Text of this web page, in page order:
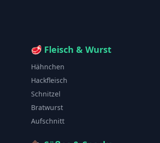
🥩 Fleisch & Wurst
Hähnchen
Hackfleisch
Schnitzel
Bratwurst
Aufschnitt